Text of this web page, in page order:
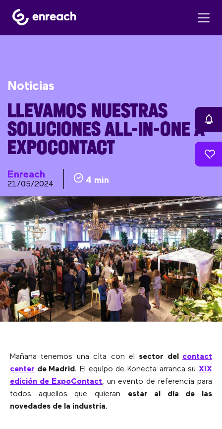
Noticias
LLEVAMOS NUESTRAS
SOLUCIONES ALL-IN-ONE A
EXPOCONTACT
Enreach
21/05/2024 4 min
Mañana tenemos una cita con el sector del contact
center de Madrid. El equipo de Konecta arranca suXIX
edición de ExpoContact, un evento de referencia para
todos aquellos que quieran estar al día de las
novedades de la industria.